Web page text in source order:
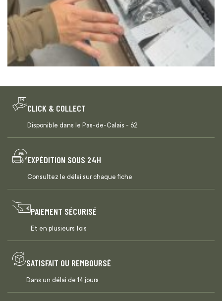
CLICK & COLLECT
Disponible dans le Pas-de-Calais - 62
EXPÉDITION SOUS 24H
Consultez le délai sur chaque fiche
PAIEMENT SÉCURISÉ
Et en plusieurs fois
SATISFAIT OU REMBOURSÉ
Dans un délai de 14 jours